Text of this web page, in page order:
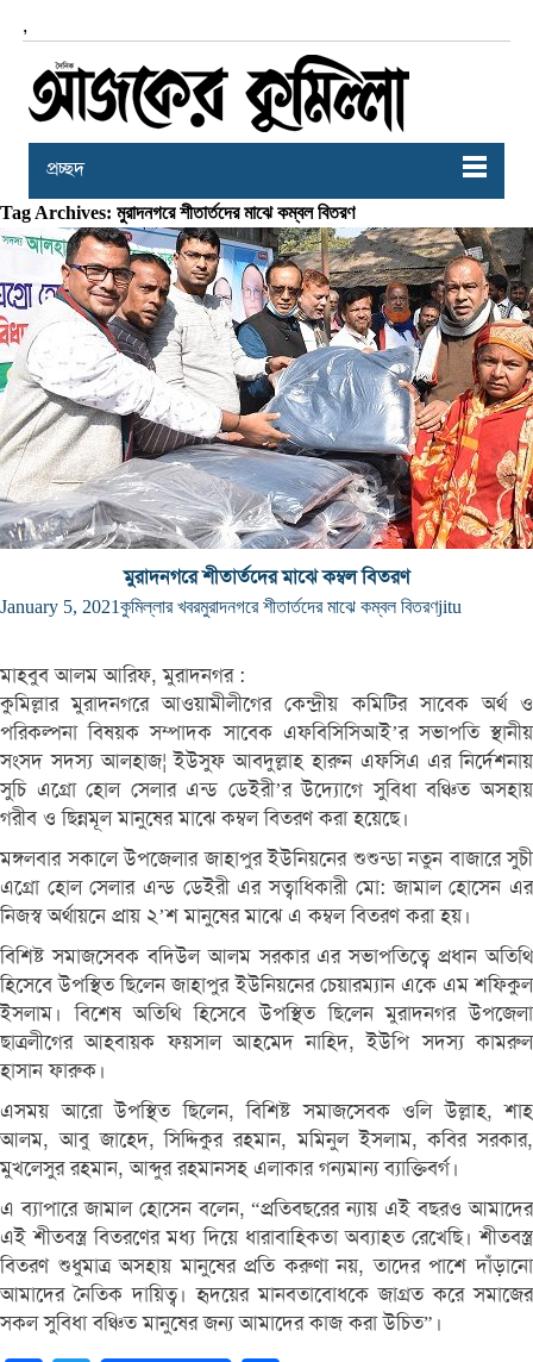
,
প্রচ্ছদ
Tag Archives: মুরাদনগরে শীতার্তদের মাঝে কম্বল বিতরণ
মুরাদনগরে শীতার্তদের মাঝে কম্বল বিতরণ
January 5, 2021কুমিল্লার খবরমুরাদনগরে শীতার্তদের মাঝে কম্বল বিতরণjitu
মাহবুব আলম আরিফ, মুরাদনগর :
কুমিল্লার মুরাদনগরে আওয়ামীলীগের কেন্দ্রীয় কমিটির সাবেক অর্থ ও
পরিকল্পনা বিষয়ক সম্পাদক সাবেক এফবিসিসিআই’র সভাপতি স্থানীয়
সংসদ সদস্য আলহাজ¦ ইউসুফ আবদুল্লাহ হারুন এফসিএ এর নির্দেশনায়
সুচি এগ্রো হোল সেলার এন্ড ডেইরী’র উদ্যোগে সুবিধা বঞ্চিত অসহায়
গরীব ও ছিন্নমূল মানুষের মাঝে কম্বল বিতরণ করা হয়েছে।
মঙ্গলবার সকালে উপজেলার জাহাপুর ইউনিয়নের শুশুন্ডা নতুন বাজারে সুচী
এগ্রো হোল সেলার এন্ড ডেইরী এর সত্বাধিকারী মো: জামাল হোসেন এর
নিজস্ব অর্থায়নে প্রায় ২’শ মানুষের মাঝে এ কম্বল বিতরণ করা হয়।
বিশিষ্ট সমাজসেবক বদিউল আলম সরকার এর সভাপতিত্বে প্রধান অতিথি
হিসেবে উপস্থিত ছিলেন জাহাপুর ইউনিয়নের চেয়ারম্যান একে এম শফিকুল
ইসলাম। বিশেষ অতিথি হিসেবে উপস্থিত ছিলেন মুরাদনগর উপজেলা
ছাত্রলীগের আহবায়ক ফয়সাল আহমেদ নাহিদ, ইউপি সদস্য কামরুল
হাসান ফারুক।
এসময় আরো উপস্থিত ছিলেন, বিশিষ্ট সমাজসেবক ওলি উল্লাহ, শাহ
আলম, আবু জাহেদ, সিদ্দিকুর রহমান, মমিনুল ইসলাম, কবির সরকার,
মুখলেসুর রহমান, আব্দুর রহমানসহ এলাকার গন্যমান্য ব্যাক্তিবর্গ।
এ ব্যাপারে জামাল হোসেন বলেন, “প্রতিবছরের ন্যায় এই বছরও আমাদের
এই শীতবস্ত্র বিতরণের মধ্য দিয়ে ধারাবাহিকতা অব্যাহত রেখেছি। শীতবস্ত্র
বিতরণ শুধুমাত্র অসহায় মানুষের প্রতি করুণা নয়, তাদের পাশে দাঁড়ানো
আমাদের নৈতিক দায়িত্ব। হৃদয়ের মানবতাবোধকে জাগ্রত করে সমাজের
সকল সুবিধা বঞ্চিত মানুষের জন্য আমাদের কাজ করা উচিত”।